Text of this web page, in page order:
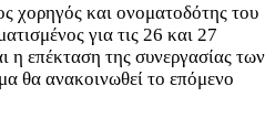
χορηγός και ονοματοδότης του
για τις 26 και 27
η επέκταση της συνεργασίας των
θα ανακοινωθεί το επόμενο